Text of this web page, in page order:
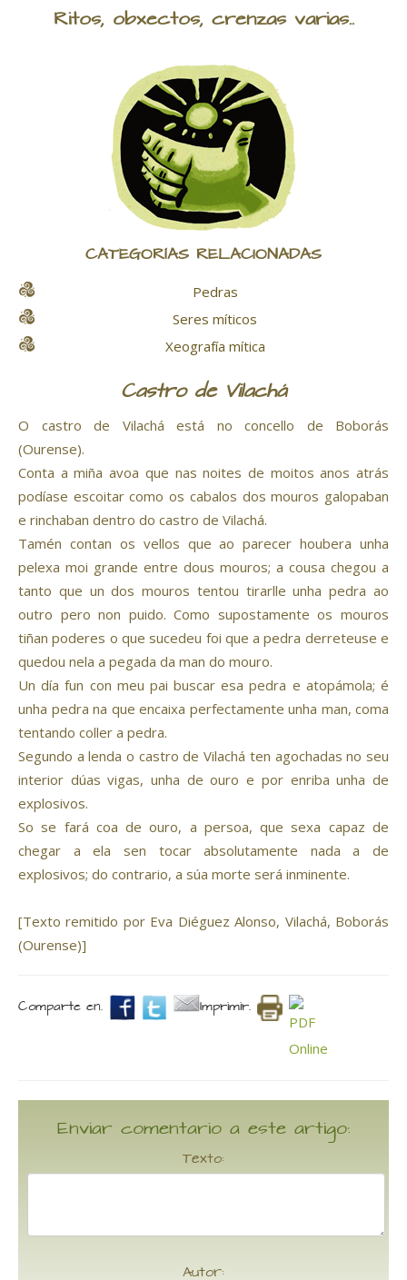
Ritos, obxectos, crenzas varias..
CATEGORÍAS RELACIONADAS
Pedras
Seres míticos
Xeografía mítica
Castro de Vilachá
O castro de Vilachá está no concello de Boborás
(Ourense).
Conta a miña avoa que nas noites de moitos anos atrás
podíase escoitar como os cabalos dos mouros galopaban
e rinchaban dentro do castro de Vilachá.
Tamén contan os vellos que ao parecer houbera unha
pelexa moi grande entre dous mouros; a cousa chegou a
tanto que un dos mouros tentou tirarlle unha pedra ao
outro pero non puido. Como supostamente os mouros
tiñan poderes o que sucedeu foi que a pedra derreteuse e
quedou nela a pegada da man do mouro.
Un día fun con meu pai buscar esa pedra e atopámola; é
unha pedra na que encaixa perfectamente unha man, coma
tentando coller a pedra.
Segundo a lenda o castro de Vilachá ten agochadas no seu
interior dúas vigas, unha de ouro e por enriba unha de
explosivos.
So se fará coa de ouro, a persoa, que sexa capaz de
chegar a ela sen tocar absolutamente nada a de
explosivos; do contrario, a súa morte será inminente.
[Texto remitido por Eva Diéguez Alonso, Vilachá, Boborás
(Ourense)]
Comparte en. Imprimir.
Enviar comentario a este artigo:
Texto:
Autor: